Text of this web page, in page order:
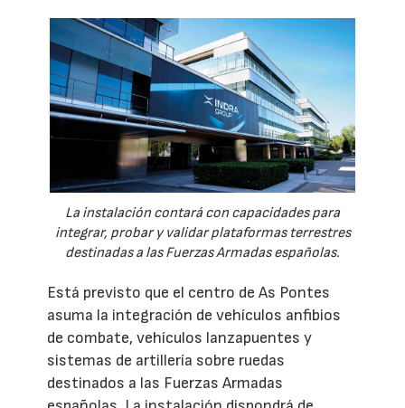
La instalación contará con capacidades para
integrar, probar y validar plataformas terrestres
destinadas a las Fuerzas Armadas españolas.
Está previsto que el centro de As Pontes
asuma la integración de vehículos anfibios
de combate, vehículos lanzapuentes y
sistemas de artillería sobre ruedas
destinados a las Fuerzas Armadas